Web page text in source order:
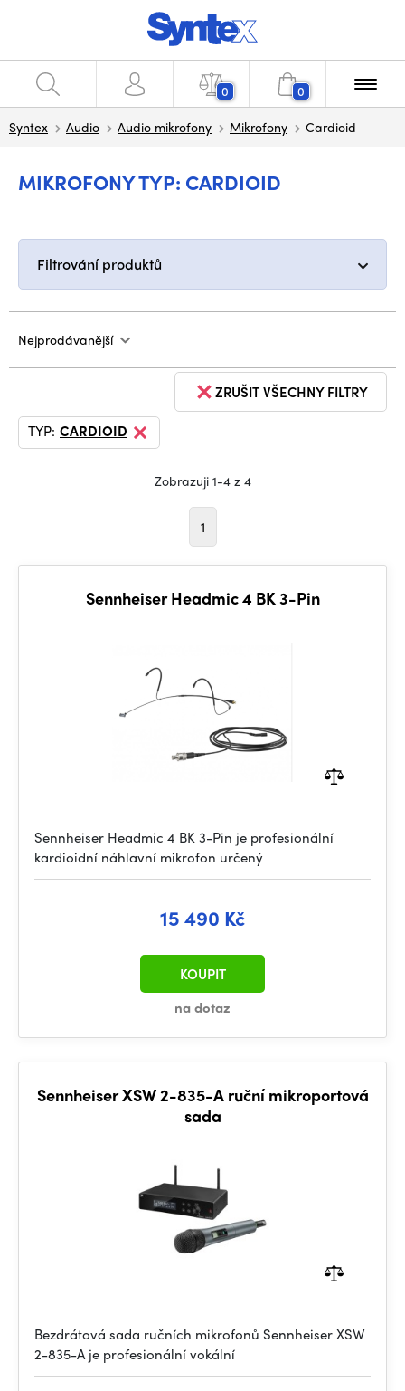
0 0
Syntex Audio Audio mikrofony Mikrofony Cardioid
MIKROFONY TYP: CARDIOID
Filtrování produktů
Nejprodávanější
ZRUŠIT VŠECHNY FILTRY
TYP: CARDIOID
Zobrazuji 1-4 z 4
1
Sennheiser Headmic 4 BK 3-Pin
Sennheiser Headmic 4 BK 3-Pin je profesionální
kardioidní náhlavní mikrofon určený
15 490 Kč
na dotaz
KOUPIT
Sennheiser XSW 2-835-A ruční mikroportová
sada
Bezdrátová sada ručních mikrofonů Sennheiser XSW
2-835-A je profesionální vokální